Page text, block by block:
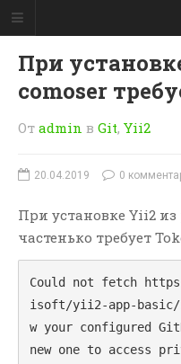
CodeMarks
Сборник заметок для
разработчиков.
Сборник заметок для
умного
сможете повысить
конверсию на 30-50 %!
PromoSearch.RU
При
comoser
От admin в Git, Yii2
20.04.2019 0
При установке Yii2 из
частенько требует
Could not fetch
isoft/yii2-app-
w your configured
new one to access